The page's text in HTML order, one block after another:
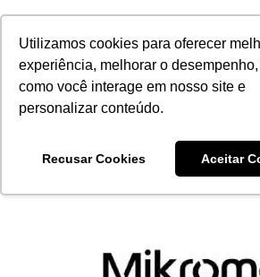
Utilizamos cookies para oferecer
experiência, melhorar o
como você interage em nosso site e
personalizar conteúdo.
Recusar Cookies Aceitar
Produtos - Padrões de